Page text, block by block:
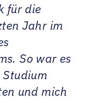
für die
Jahr im
So war es
und mich